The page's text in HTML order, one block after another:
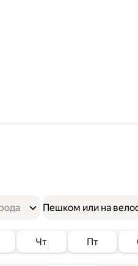
Пешком или на
Чт Пт